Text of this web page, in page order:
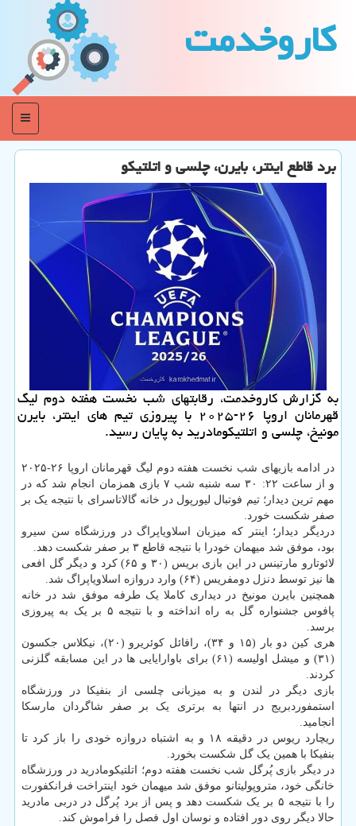
كاروخدمت
منو
برد قاطع اینتر، بایرن، چلسی و اتلتیکو
به گزارش کاروخدمت، رقابتهای شب نخست هفته دوم لیگ
قهرمانان اروپا ۲۶-۲۰۲۵ با پیروزی تیم های اینتر، بایرن
مونیخ، چلسی و اتلتیکومادرید به پایان رسید.
در ادامه بازیهای شب نخست هفته دوم لیگ قهرمانان اروپا ۲۶-۲۰۲۵
و از ساعت ۲۲: ۳۰ سه شنبه شب ۷ بازی همزمان انجام شد که در
مهم ترین دیدار؛ تیم فوتبال لیورپول در خانه گالاتاسرای با نتیجه یک بر
صفر شکست خورد.
دردیگر دیدار؛ اینتر که میزبان اسلاویاپراگ در ورزشگاه سن سیرو
بود، موفق شد میهمان خودرا با نتیجه قاطع ۳ بر صفر شکست دهد.
لائوتارو مارتینس در این بازی بریس (۳۰ و ۶۵) کرد و دیگر گل افعی
ها نیز توسط دنزل دومفریس (۶۴) وارد دروازه اسلاویاپراگ شد.
همچنین بایرن مونیخ در دیداری کاملا یک طرفه موفق شد در خانه
پافوس جشنواره گل به راه انداخته و با نتیجه ۵ بر یک به پیروزی
برسد.
هری کین دو بار (۱۵ و ۳۴)، رافائل کوئریرو (۲۰)، نیکلاس جکسون
(۳۱) و میشل اولیسه (۶۱) برای باوارایایی ها در این مسابقه گلزنی
کردند.
بازی دیگر در لندن و به میزبانی چلسی از بنفیکا در ورزشگاه
استمفوردبریج در انتها به برتری یک بر صفر شاگردان مارسکا
انجامید.
ریچارد ریوس در دقیقه ۱۸ و به اشتباه دروازه خودی را باز کرد تا
بنفیکا با همین یک گل شکست بخورد.
در دیگر بازی پُرگل شب نخست هفته دوم؛ اتلتیکومادرید در ورزشگاه
خانگی خود، متروپولیتانو موفق شد میهمان خود اینتراخت فرانکفورت
را با نتیجه ۵ بر یک شکست دهد و پس از برد پُرگل در دربی مادرید
حالا دیگر روی دور افتاده و نوسان اول فصل را فراموش کند.